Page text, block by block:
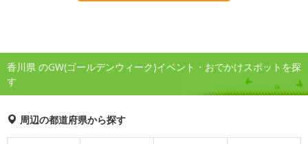
香川県 のGW(ゴールデンウィーク)イベント・おでかけスポットを探
す
周辺の都道府県から探す